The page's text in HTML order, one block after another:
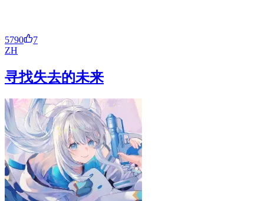
5790
7
ZH
寻找失去的未来